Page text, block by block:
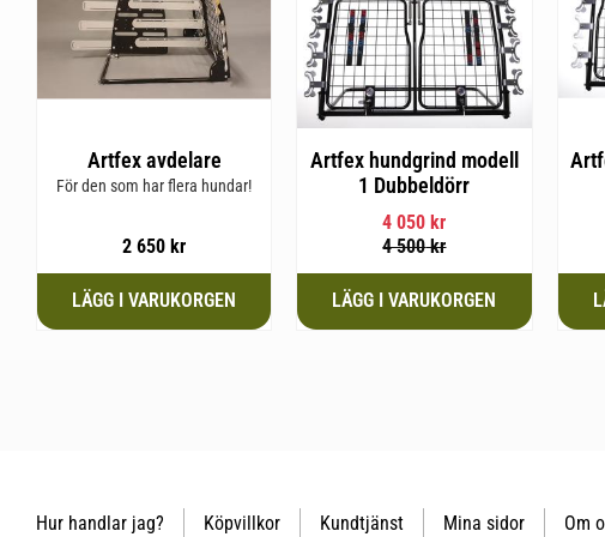
Artfex avdelare
För den som har flera hundar!
2 650 kr
Artfex hundgrind modell
1 Dubbeldörr
4 050 kr
4 500kr
Hur handlar jag? Köpvillkor Kundtjänst Mina sidor Om